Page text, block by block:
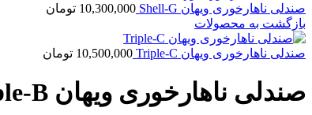
صندلی ناهارخوری ویهان Shell-G 10,300,000 تومان
بازگشت به محصولات
صندلی ناهارخوری ویهان Triple-C 10,500,000 تومان
صندلی ناهارخوری ویهان Triple-B